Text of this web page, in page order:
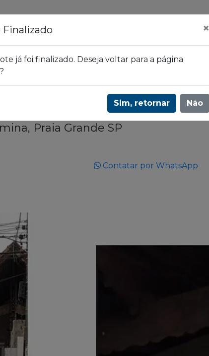
em Guilhermina, Praia Grande SP | 3580
Praia Grande SP
Contatar por WhatsApp
Finalizado ×
já foi finalizado. Deseja voltar para a página
Sim, retornar Não